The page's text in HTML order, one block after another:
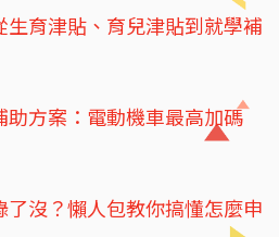
生育津貼、育兒津貼到就學補
助方案：電動機車最高加碼
了沒？懶人包教你搞懂怎麼申